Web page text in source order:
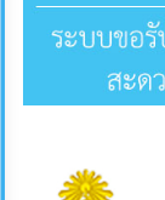
มาตรการ
ภายใน
การ